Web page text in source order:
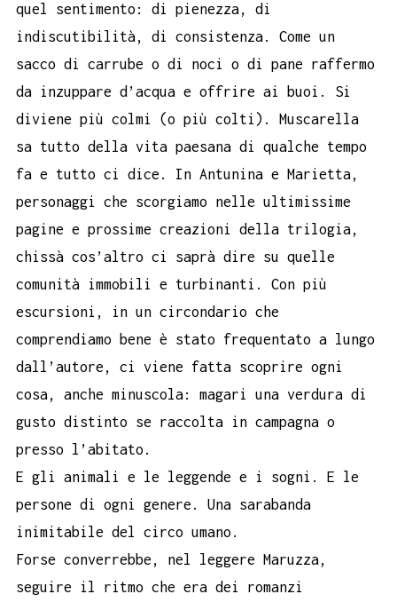
quel sentimento: di pienezza, di
indiscutibilità, di consistenza. Come un
sacco di carrube o di noci o di pane raffermo
da inzuppare d’acqua e offrire ai buoi. Si
diviene più colmi (o più colti). Muscarella
sa tutto della vita paesana di qualche tempo
fa e tutto ci dice. In Antunina e Marietta,
personaggi che scorgiamo nelle ultimissime
pagine e prossime creazioni della trilogia,
chissà cos’altro ci saprà dire su quelle
comunità immobili e turbinanti. Con più
escursioni, in un circondario che
comprendiamo bene è stato frequentato a lungo
dall’autore, ci viene fatta scoprire ogni
cosa, anche minuscola: magari una verdura di
gusto distinto se raccolta in campagna o
presso l’abitato.
E gli animali e le leggende e i sogni. E le
persone di ogni genere. Una sarabanda
inimitabile del circo umano.
Forse converrebbe, nel leggere Maruzza,
seguire il ritmo che era dei romanzi